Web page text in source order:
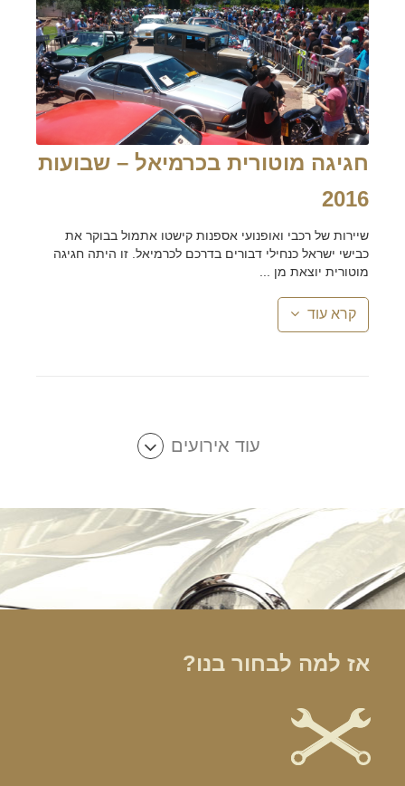
חגיגה מוטורית בכרמיאל – שבועות
2016
שיירות של רכבי ואופנועי אספנות קישטו אתמול בבוקר את
כבישי ישראל כנחילי דבורים בדרכם לכרמיאל. זו היתה חגיגה
מוטורית יוצאת מן ...
קרא עוד
עוד אירועים
אז למה לבחור בנו?